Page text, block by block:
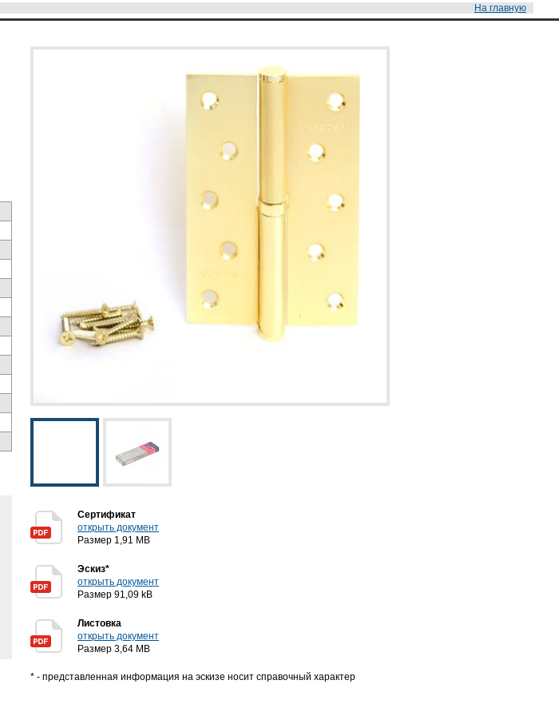
На главную
Сертификат
открыть документ
Размер 1,91 MB
Эскиз*
открыть документ
Размер 91,09 kB
Листовка
открыть документ
Размер 3,64 MB
* - представленная информация на эскизе носит справочный характер